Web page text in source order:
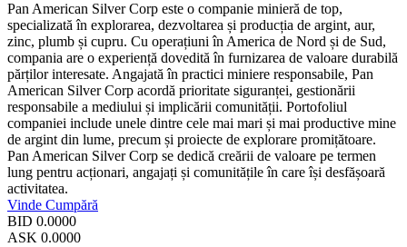
Pan American Silver Corp este o companie minieră de top,
specializată în explorarea, dezvoltarea și producția de argint, aur,
zinc, plumb și cupru. Cu operațiuni în America de Nord și de Sud,
compania are o experiență dovedită în furnizarea de valoare durabilă
părților interesate. Angajată în practici miniere responsabile, Pan
American Silver Corp acordă prioritate siguranței, gestionării
responsabile a mediului și implicării comunității. Portofoliul
companiei include unele dintre cele mai mari și mai productive mine
de argint din lume, precum și proiecte de explorare promițătoare.
Pan American Silver Corp se dedică creării de valoare pe termen
lung pentru acționari, angajați și comunitățile în care își desfășoară
activitatea.
Vinde Cumpără
BID 0.0000
ASK 0.0000